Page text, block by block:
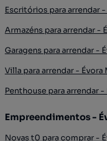
Escritórios para arrendar
Armazéns para arrendar -
Garagens para arrendar -
Villa para arrendar - Évora
Penthouse para arrendar
Empreendimentos -
Novas t0 para comprar -